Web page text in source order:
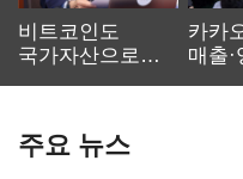
비트코인도
국가자산으로…'
카카
매출
주요 뉴스